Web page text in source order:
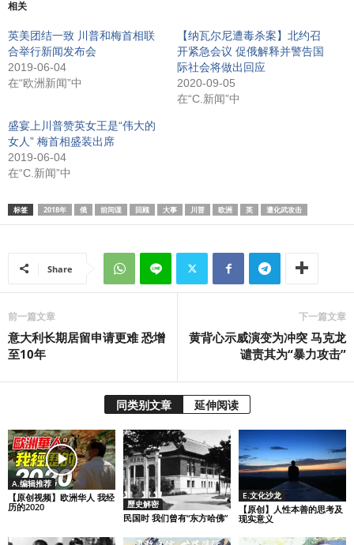
相关
英美团结一致 川普和梅首相联
合举行新闻发布会
2019-06-04
在“欧洲新闻”中
【纳瓦尔尼遭毒杀案】北约召
开紧急会议 促俄解释并警告国
际社会将做出回应
2020-09-05
在“C.新闻”中
盛宴上川普赞英女王是“伟大的
女人” 梅首相盛装出席
2019-06-04
在“C.新闻”中
标签 2018年 俄 前间谍 回顾 大事 川普 欧洲 英 遭化武攻击
Share
前一篇文章
意大利长期居留申请更难 恐增
至10年
下一篇文章
黄背心示威演变为冲突 马克龙
谴责其为“暴力攻击”
同类别文章 延伸阅读
A.编辑推荐
【原创视频】欧洲华人 我经
历的2020
歷史解密
民国时 我们曾有“东方哈佛”
E.文化沙龙
【原创】人性本善的思考及
现实意义